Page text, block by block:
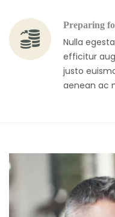
Preparing
Nulla
efficitur
justo
aenean ac